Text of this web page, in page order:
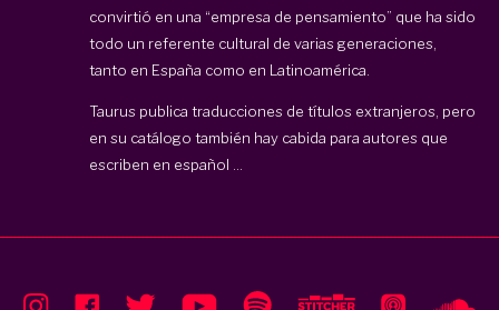
convirtió en una “empresa de pensamiento” que ha sido
todo un referente cultural de varias generaciones,
tanto en España como en Latinoamérica.
Taurus publica traducciones de títulos extranjeros, pero
en su catálogo también hay cabida para autores que
escriben en español ...